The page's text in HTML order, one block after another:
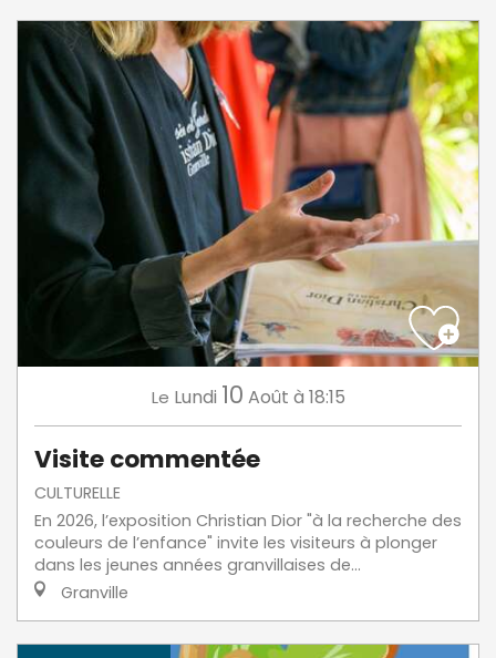
Le Lundi 10 Août à 18:15
Visite commentée
CULTURELLE
En 2026, l’exposition Christian Dior "à la recherche des
couleurs de l’enfance" invite les visiteurs à plonger
dans les jeunes années granvillaises de...
Granville